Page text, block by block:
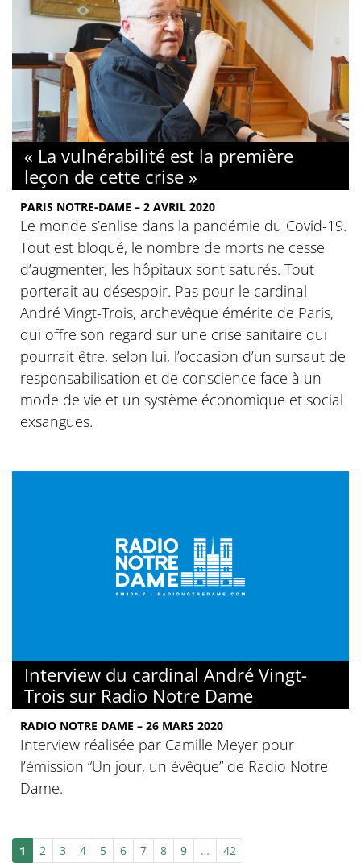
« La vulnérabilité est la première
leçon de cette crise »
PARIS NOTRE-DAME – 2 AVRIL 2020
Le monde s’enlise dans la pandémie du Covid-19.
Tout est bloqué, le nombre de morts ne cesse
d’augmenter, les hôpitaux sont saturés. Tout
porterait au désespoir. Pas pour le cardinal
André Vingt-Trois, archevêque émérite de Paris,
qui offre son regard sur une crise sanitaire qui
pourrait être, selon lui, l’occasion d’un sursaut de
responsabilisation et de conscience face à un
mode de vie et un système économique et social
exsangues.
Interview du cardinal André Vingt-
Trois sur Radio Notre Dame
RADIO NOTRE DAME – 26 MARS 2020
Interview réalisée par Camille Meyer pour
l’émission “Un jour, un évêque” de Radio Notre
Dame.
1 2 3 4 5 6 7 8 9 … 42